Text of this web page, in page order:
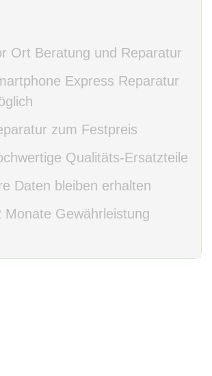
Ort Beratung und Reparatur
Express Reparatur
zum Festpreis
Qualitäts-Ersatzteile
Daten bleiben erhalten
Monate Gewährleistung